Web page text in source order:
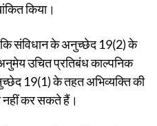
किया।
कि संविधान के अनुच्छेद 19(2) के
उचित प्रतिबंध काल्पनिक
19(1) के तहत अभिव्यक्ति की
नहीं कर सकते हैं।